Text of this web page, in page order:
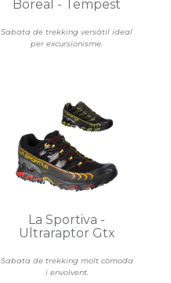
Sabata de trekking versàtil ideal
per excursionisme.
Boreal - Tempest
Sabata de trekking molt còmoda
i envolvent.
La Sportiva -
Ultraraptor Gtx